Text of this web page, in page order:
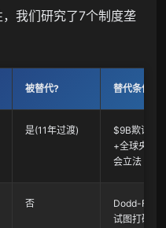
我们研究了7个制度垄
被替代? 替代条件
是(11年过渡)
$9B欺诈丑
+全球央行+
会立法
否
Dodd-Frank
试图打破→